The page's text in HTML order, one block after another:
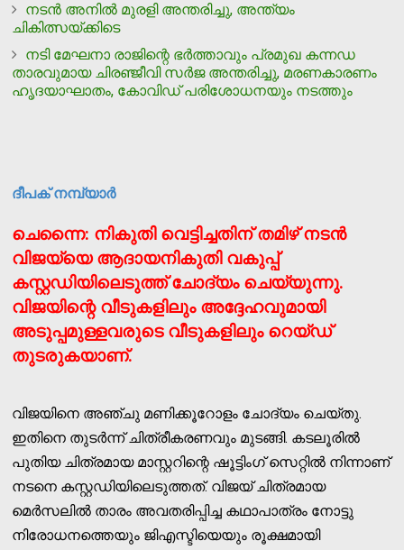
നടന്‍ അനില്‍ മുരളി അന്തരിച്ചു, അന്ത്യം
ചികിത്സയ്ക്കിടെ
നടി മേഘനാ രാജിന്റെ ഭര്‍ത്താവും പ്രമുഖ കന്നഡ
താരവുമായ ചിരഞ്ജീവി സര്‍ജ അന്തരിച്ചു, മരണകാരണം
ഹൃദയാഘാതം, കോവിഡ് പരിശോധനയും നടത്തും
ദീപക് നമ്പ്യാര്‍
ചെന്നൈ: നികുതി വെട്ടിച്ചതിന് തമിഴ് നടന്‍
വിജയ്‌യെ ആദായനികുതി വകുപ്പ്
കസ്റ്റഡിയിലെടുത്ത് ചോദ്യം ചെയ്യുന്നു.
വിജയിന്റെ വീടുകളിലും അദ്ദേഹവുമായി
അടുപ്പമുള്ളവരുടെ വീടുകളിലും റെയ്ഡ്
തുടരുകയാണ്.
വിജയിനെ അഞ്ചു മണിക്കൂറോളം ചോദ്യം ചെയ്തു.
ഇതിനെ തുടര്‍ന്ന് ചിത്രീകരണവും മുടങ്ങി. കടലൂരില്‍
പുതിയ ചിത്രമായ മാസ്റ്ററിന്റെ ഷൂട്ടിംഗ് സെറ്റില്‍ നിന്നാണ്
നടനെ കസ്റ്റഡിയിലെടുത്തത്. വിജയ് ചിത്രമായ
മെര്‍സലില്‍ താരം അവതരിപ്പിച്ച കഥാപാത്രം നോട്ടു
നിരോധനത്തെയും ജിഎസ്ടിയെയും രൂക്ഷമായി